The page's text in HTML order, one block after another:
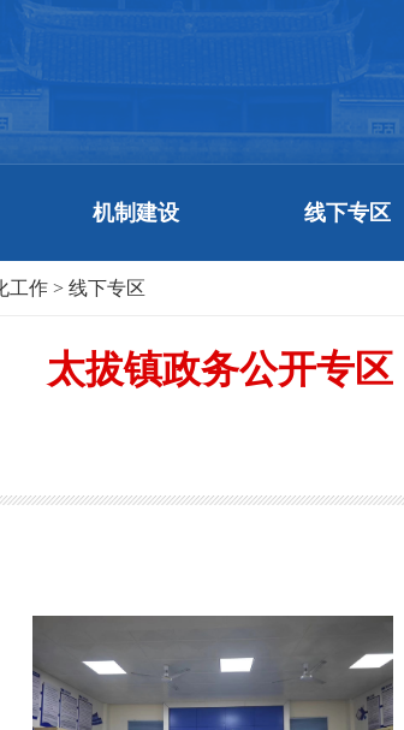
机制建设 线下专区
工作 > 线下专区
太拔镇政务公开专区